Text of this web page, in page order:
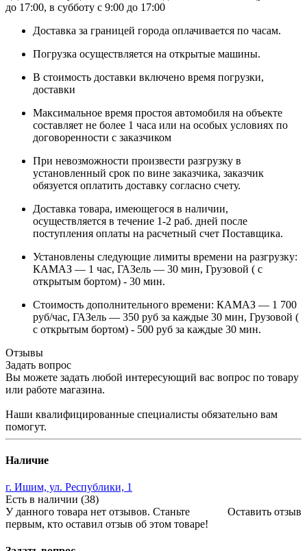
до 17:00, в субботу с 9:00 до 17:00
Доставка за границей города оплачивается по часам.
Погрузка осуществляется на открытые машины.
В стоимость доставки включено время погрузки,
доставки
Максимальное время простоя автомобиля на объекте
составляет не более 1 часа или на особых условиях по
договоренности с заказчиком
При невозможности произвести разгрузку в
установленный срок по вине заказчика, заказчик
обязуется оплатить доставку согласно счету.
Доставка товара, имеющегося в наличии,
осуществляется в течение 1-2 раб. дней после
поступления оплаты на расчетный счет Поставщика.
Установлены следующие лимиты времени на разгрузку:
КАМАЗ — 1 час, ГАЗель — 30 мин, Грузовой ( с
открытым бортом) - 30 мин.
Стоимость дополнительного времени: КАМАЗ — 1 700
руб/час, ГАЗель — 350 руб за каждые 30 мин, Грузовой (
с открытым бортом) - 500 руб за каждые 30 мин.
Отзывы
Задать вопрос
Вы можете задать любой интересующий вас вопрос по товару
или работе магазина.
Наши квалифицированные специалисты обязательно вам
помогут.
Наличие
г. Ишим, ул. Республики, 1
Есть в наличии (38)
Оставить отзыв
У данного товара нет отзывов. Станьте
первым, кто оставил отзыв об этом товаре!